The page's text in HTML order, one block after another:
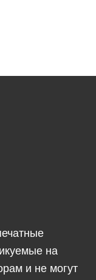
на
и не могут